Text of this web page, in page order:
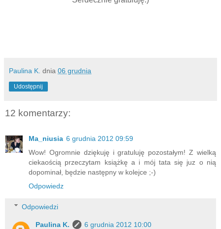
Paulina K. dnia 06 grudnia
Udostępnij
12 komentarzy:
Ma_niusia 6 grudnia 2012 09:59
Wow! Ogromnie dziękuję i gratuluję pozostałym! Z wielką
ciekaością przeczytam książkę a i mój tata się juz o nią
dopominał, będzie następny w kolejce ;-)
Odpowiedz
Odpowiedzi
Paulina K.
6 grudnia 2012 10:00